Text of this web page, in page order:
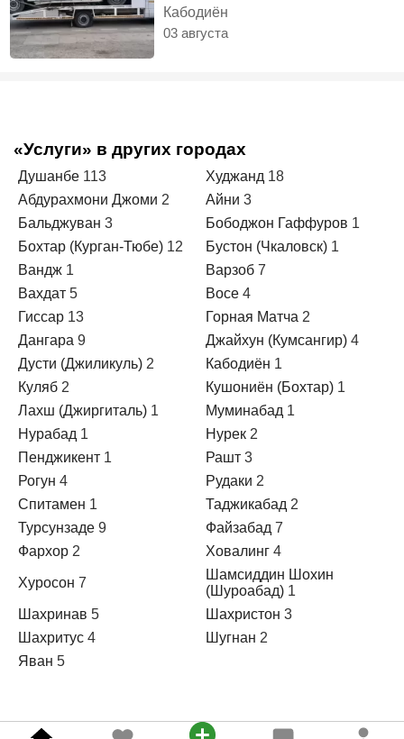
Кабодиён
03 августа
«Услуги» в других городах
Душанбе 113 Худжанд 18
Абдурахмони Джоми 2 Айни 3
Бальджуван 3 Бободжон Гаффуров 1
Бохтар (Курган-Тюбе) 12 Бустон (Чкаловск) 1
Вандж 1 Варзоб 7
Вахдат 5 Восе 4
Гиссар 13 Горная Матча 2
Дангара 9 Джайхун (Кумсангир) 4
Дусти (Джиликуль) 2 Кабодиён 1
Куляб 2 Кушониён (Бохтар) 1
Лахш (Джиргиталь) 1 Муминабад 1
Нурабад 1 Нурек 2
Пенджикент 1 Рашт 3
Рогун 4 Рудаки 2
Спитамен 1 Таджикабад 2
Турсунзаде 9 Файзабад 7
Фархор 2 Ховалинг 4
Хуросон 7
Шамсиддин Шохин
(Шуроабад) 1
Шахринав 5 Шахристон 3
Шахритус 4 Шугнан 2
Яван 5